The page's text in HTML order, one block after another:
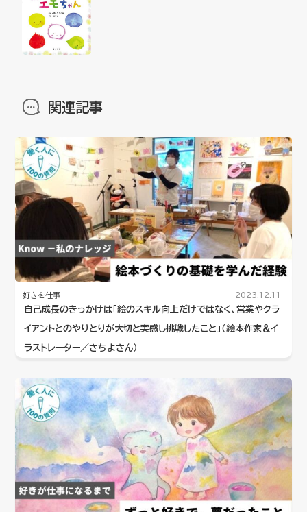
関連記事
好きを仕事 2023.12.11
自己成長のきっかけは「絵のスキル向上だけではなく、営業やクラ
イアントとのやりとりが大切と実感し挑戦したこと」（絵本作家＆イ
ラストレーター／さちよさん）